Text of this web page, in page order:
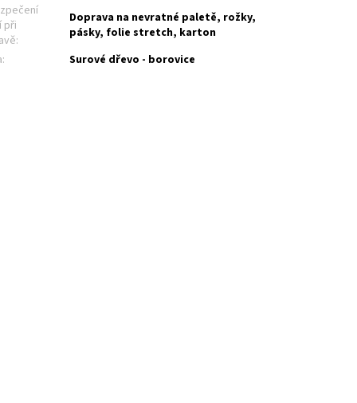
při
:
Doprava na nevratné paletě, rožky,
pásky, folie stretch, karton
: Surové dřevo - borovice